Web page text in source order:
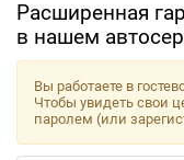
Расширенная
в нашем
Вы работаете в
Чтобы увидеть свои
паролем (или